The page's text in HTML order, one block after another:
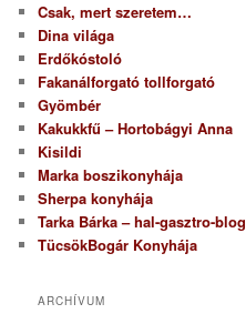
Csak, mert szeretem…
Dina világa
Erdőkóstoló
Fakanálforgató tollforgató
Gyömbér
Kakukkfű – Hortobágyi Anna
Kisildi
Marka boszikonyhája
Sherpa konyhája
Tarka Bárka – hal-gasztro-blog
TücsökBogár Konyhája
ARCHÍVUM